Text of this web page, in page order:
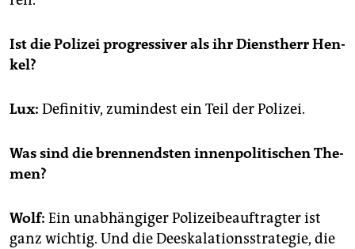
Ist die Po­li­zei pro­gres­si­ver als ihr Dienst­herr Hen­
kel?
Lux: De­fi­ni­tiv, zu­min­dest ein Teil der Po­li­zei.
Was sind die bren­nends­ten in­nen­po­li­ti­schen The­
men?
Wolf: Ein un­ab­hän­gi­ger Po­li­zei­be­auf­trag­ter ist
ganz wich­tig. Und die Dee­s­ka­la­ti­ons­stra­te­gie, die